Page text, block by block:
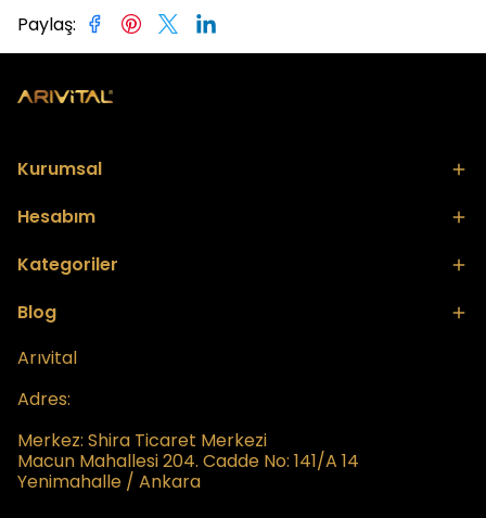
Paylaş:
Kurumsal
Hesabım
Kategoriler
Blog
Arıvital
Adres:
Merkez: Shira Ticaret Merkezi
Macun Mahallesi 204. Cadde No: 141/A 14
Yenimahalle / Ankara